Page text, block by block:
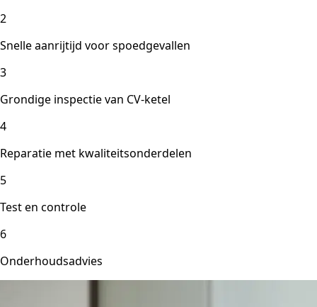
2
Snelle aanrijtijd voor spoedgevallen
3
Grondige inspectie van CV-ketel
4
Reparatie met kwaliteitsonderdelen
5
Test en controle
6
Onderhoudsadvies